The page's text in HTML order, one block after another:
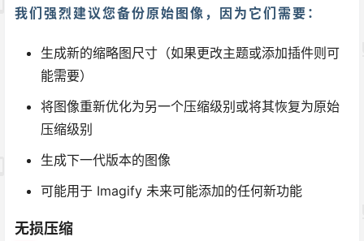
我们强烈建议您备份原始图像，因为它们需要：
生成新的缩略图尺寸（如果更改主题或添加插件则可
能需要）
将图像重新优化为另一个压缩级别或将其恢复为原始
压缩级别
生成下一代版本的图像
可能用于 Imagify 未来可能添加的任何新功能
无损压缩